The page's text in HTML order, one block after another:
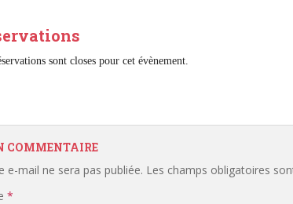
sont closes pour cet évènement.
COMMENTAIRE
e-mail ne sera pas publiée. Les champs obligatoires
*